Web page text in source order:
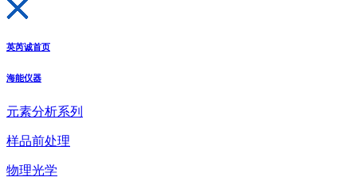
英芮诚首页
海能仪器
元素分析系列
样品前处理
物理光学